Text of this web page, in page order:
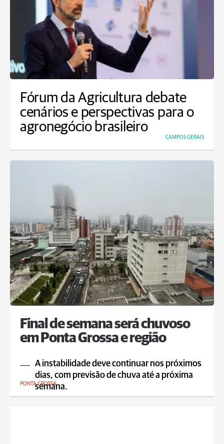
Fórum da Agricultura debate
cenários e perspectivas para o
agronegócio brasileiro
CAMPOS GERAIS
Final de semana será chuvoso
em Ponta Grossa e região
A instabilidade deve continuar nos próximos
dias, com previsão de chuva até a próxima
semana.
PONTA GROSSA